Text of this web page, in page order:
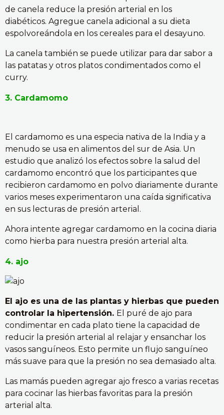
de canela reduce la presión arterial en los
diabéticos. Agregue canela adicional a su dieta
espolvoreándola en los cereales para el desayuno.
La canela también se puede utilizar para dar sabor a
las patatas y otros platos condimentados como el
curry.
3. Cardamomo
El cardamomo es una especia nativa de la India y a
menudo se usa en alimentos del sur de Asia. Un
estudio que analizó los efectos sobre la salud del
cardamomo encontró que los participantes que
recibieron cardamomo en polvo diariamente durante
varios meses experimentaron una caída significativa
en sus lecturas de presión arterial.
Ahora intente agregar cardamomo en la cocina diaria
como hierba para nuestra presión arterial alta.
4. ajo
El ajo es una de las plantas y hierbas que pueden
controlar la hipertensión. El puré de ajo para
condimentar en cada plato tiene la capacidad de
reducir la presión arterial al relajar y ensanchar los
vasos sanguíneos. Esto permite un flujo sanguíneo
más suave para que la presión no sea demasiado alta.
Las mamás pueden agregar ajo fresco a varias recetas
para cocinar las hierbas favoritas para la presión
arterial alta.